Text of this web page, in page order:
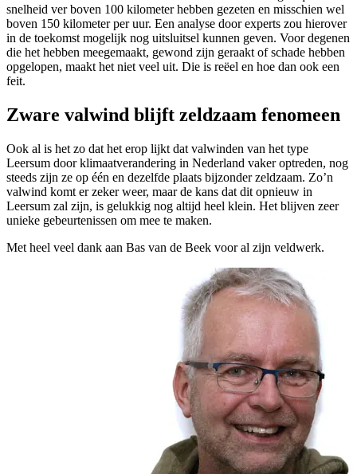
snelheid ver boven 100 kilometer hebben gezeten en misschien wel
boven 150 kilometer per uur. Een analyse door experts zou hierover
in de toekomst mogelijk nog uitsluitsel kunnen geven. Voor degenen
die het hebben meegemaakt, gewond zijn geraakt of schade hebben
opgelopen, maakt het niet veel uit. Die is reëel en hoe dan ook een
feit.
Zware valwind blijft zeldzaam fenomeen
Ook al is het zo dat het erop lijkt dat valwinden van het type
Leersum door klimaatverandering in Nederland vaker optreden, nog
steeds zijn ze op één en dezelfde plaats bijzonder zeldzaam. Zo’n
valwind komt er zeker weer, maar de kans dat dit opnieuw in
Leersum zal zijn, is gelukkig nog altijd heel klein. Het blijven zeer
unieke gebeurtenissen om mee te maken.
Met heel veel dank aan Bas van de Beek voor al zijn veldwerk.